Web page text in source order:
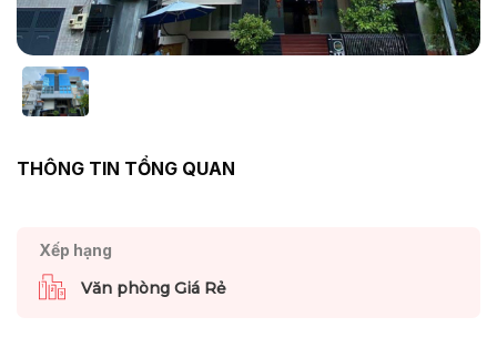
THÔNG TIN TỔNG QUAN
Xếp hạng
Văn phòng Giá Rẻ